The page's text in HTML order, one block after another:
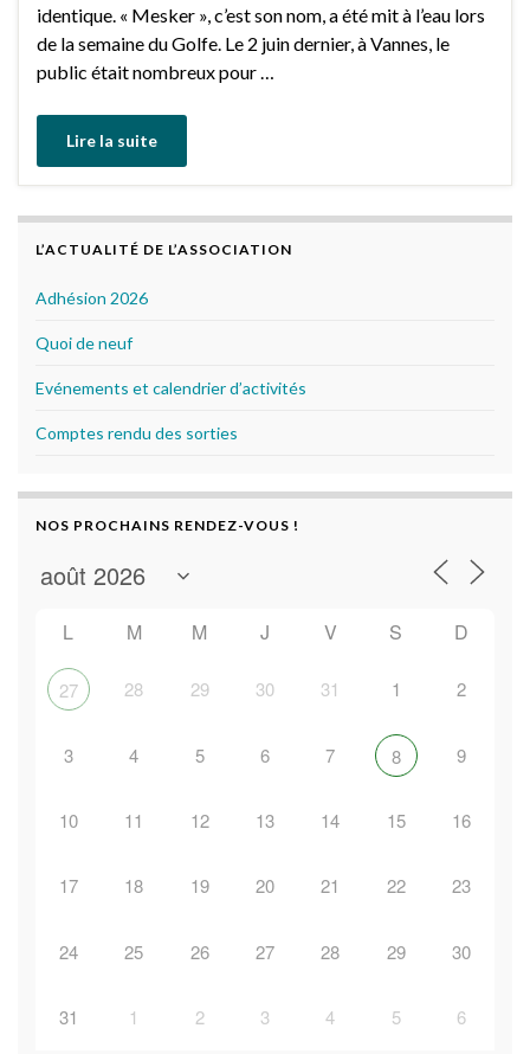
identique. « Mesker », c’est son nom, a été mit à l’eau lors
de la semaine du Golfe. Le 2 juin dernier, à Vannes, le
public était nombreux pour …
Lire la suite
L’ACTUALITÉ DE L’ASSOCIATION
Adhésion 2026
Quoi de neuf
Evénements et calendrier d’activités
Comptes rendu des sorties
NOS PROCHAINS RENDEZ-VOUS !
L M M J V S D
27 28 29 30 31 1 2
3 4 5 6 7 8 9
10 11 12 13 14 15 16
17 18 19 20 21 22 23
24 25 26 27 28 29 30
31 1 2 3 4 5 6